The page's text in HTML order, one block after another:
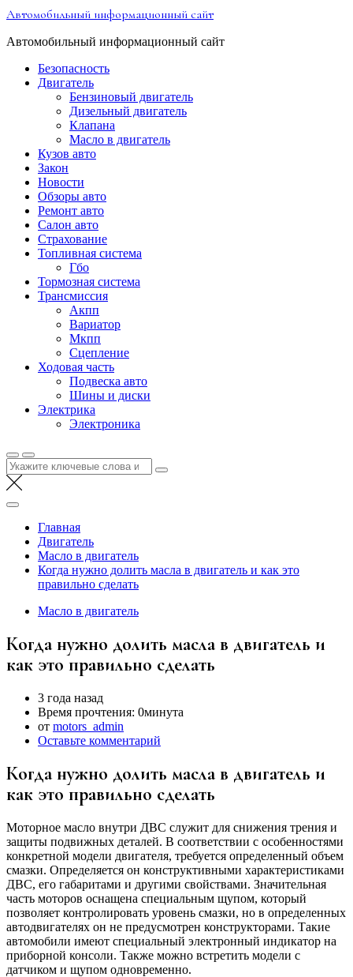
Перейти
содержимому
Автомобильный информационный сайт
Автомобильный информационный сайт
Безопасность
Двигатель
Бензиновый двигатель
Дизельный двигатель
Клапана
Масло в двигатель
Кузов авто
Закон
Новости
Обзоры авто
Ремонт авто
Салон авто
Страхование
Топливная система
Гбо
Тормозная система
Трансмиссия
Акпп
Вариатор
Мкпп
Сцепление
Ходовая часть
Подвеска авто
Шины и диски
Электрика
Электроника
Найти:
Главная
Двигатель
Масло в двигатель
Когда нужно долить масла в двигатель и как это
правильно сделать
Масло в двигатель
Когда нужно долить масла в двигатель и
как это правильно сделать
3 года назад
Время прочтения: 0минута
от motors_admin
Оставьте комментарий
Когда нужно долить масла в двигатель и
как это правильно сделать
Моторное масло внутри ДВС служит для снижения трения и
защиты подвижных деталей. В соответствии с особенностями
конкретной модели двигателя, требуется определенный объем
смазки. Определяется он конструктивными характеристиками
ДВС, его габаритами и другими свойствами. Значительная
часть моторов оснащена специальным щупом, который
позволяет контролировать уровень смазки, но в определенных
автодвигателях он не предусмотрен конструкторами. Такие
автомобили имеют специальный электронный индикатор на
приборной консоли. Также можно встретить модели с
датчиком и щупом одновременно.